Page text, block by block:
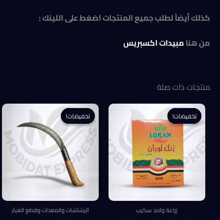
كذلك أيضاً لطلب جميع المنتجات اضغط على اللينك :
من هنامبيدات اكسبريس
منتجات ذات صلة
تخفيضات!
تخفيضات!
زراعة ولاند سكيب
تخفيضات!
تخفيضات!
الرشاشات والمعدات وقطع الغيار